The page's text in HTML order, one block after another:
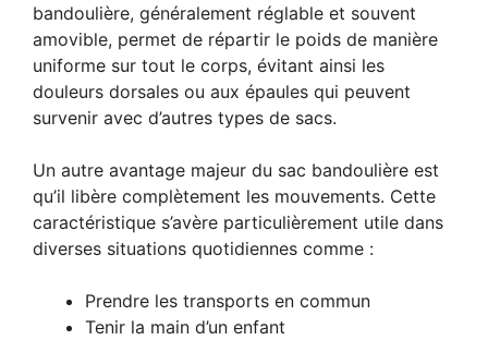
bandoulière, généralement réglable et souvent
amovible, permet de répartir le poids de manière
uniforme sur tout le corps, évitant ainsi les
douleurs dorsales ou aux épaules qui peuvent
survenir avec d’autres types de sacs.
Un autre avantage majeur du sac bandoulière est
qu’il libère complètement les mouvements. Cette
caractéristique s’avère particulièrement utile dans
diverses situations quotidiennes comme :
Prendre les transports en commun
Tenir la main d’un enfant